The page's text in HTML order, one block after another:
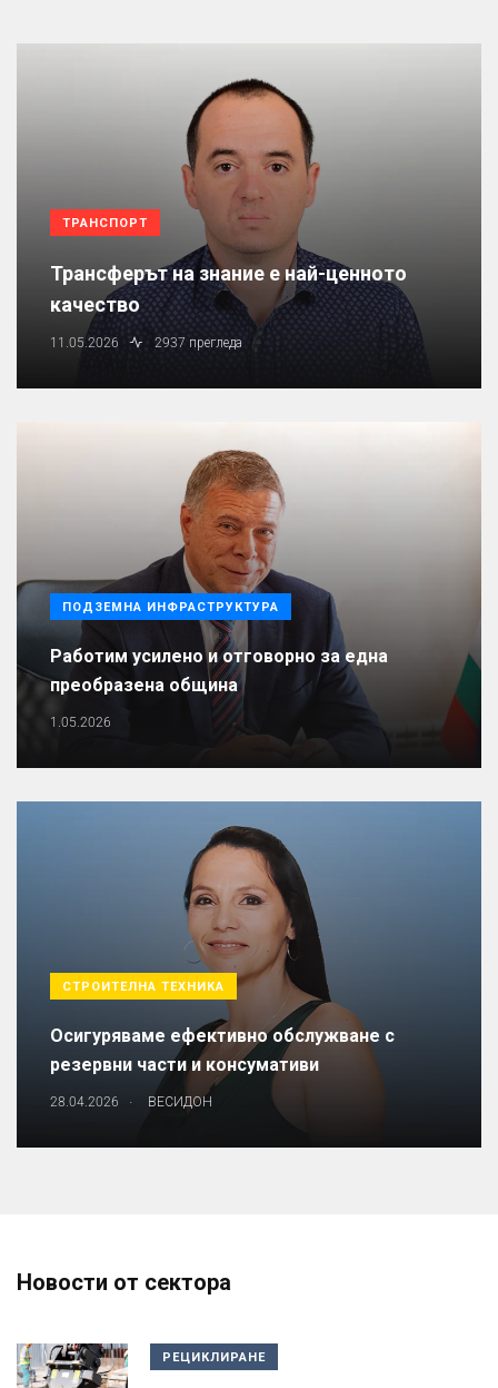
ТРАНСПОРТ
Трансферът на знание е най-ценното
качество
11.05.2026 2937 прегледа
ПОДЗЕМНА ИНФРАСТРУКТУРА
Работим усилено и отговорно за една
преобразена община
1.05.2026
СТРОИТЕЛНА ТЕХНИКА
Осигуряваме ефективно обслужване с
резервни части и консумативи
28.04.2026 . ВЕСИДОН
Новости от сектора
РЕЦИКЛИРАНЕ